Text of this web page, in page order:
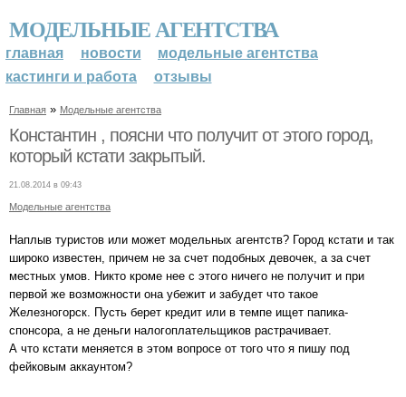
МОДЕЛЬНЫЕ АГЕНТСТВА
главная новости
модельные агентства
кастинги и работа
отзывы
Главная » Модельные агентства
Константин , поясни что получит от этого город,
который кстати закрытый.
21.08.2014 в 09:43
Модельные агентства
Наплыв туристов или может модельных агентств? Город кстати и так
широко известен, причем не за счет подобных девочек, а за счет
местных умов. Никто кроме нее с этого ничего не получит и при
первой же возможности она убежит и забудет что такое
Железногорск. Пусть берет кредит или в темпе ищет папика-
спонсора, а не деньги налогоплательщиков растрачивает.
А что кстати меняется в этом вопросе от того что я пишу под
фейковым аккаунтом?